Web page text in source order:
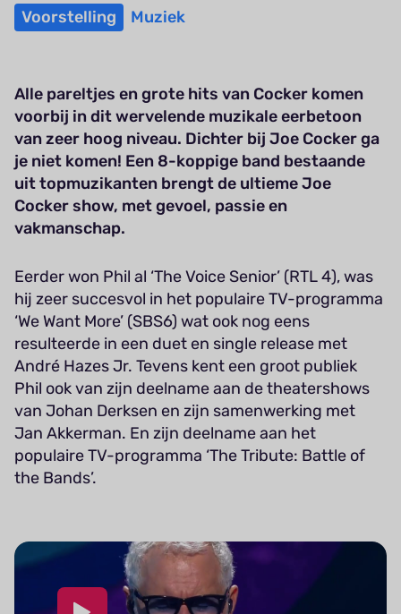
Voorstelling Muziek
Alle pareltjes en grote hits van Cocker komen
voorbij in dit wervelende muzikale eerbetoon
van zeer hoog niveau. Dichter bij Joe Cocker ga
je niet komen! Een 8-koppige band bestaande
uit topmuzikanten brengt de ultieme Joe
Cocker show, met gevoel, passie en
vakmanschap.
Eerder won Phil al ‘The Voice Senior’ (RTL 4), was
hij zeer succesvol in het populaire TV-programma
‘We Want More’ (SBS6) wat ook nog eens
resulteerde in een duet en single release met
André Hazes Jr. Tevens kent een groot publiek
Phil ook van zijn deelname aan de theatershows
van Johan Derksen en zijn samenwerking met
Jan Akkerman. En zijn deelname aan het
populaire TV-programma ‘The Tribute: Battle of
the Bands’.